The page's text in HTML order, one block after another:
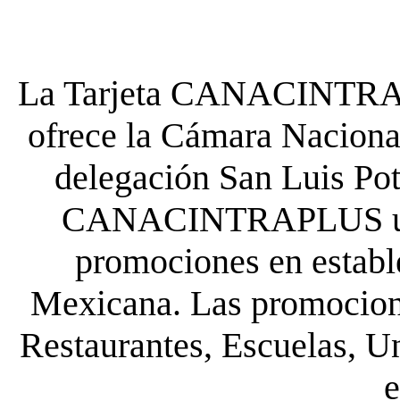
La Tarjeta
ofrece la Cámara
delegación San Luis
CANACINTRAPLUS
promociones en
Mexicana. Las
Restaurantes, Escuelas,